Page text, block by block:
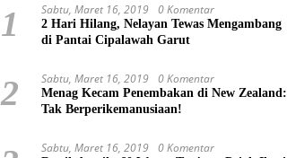
1 Sabtu, Maret 16, 2019 0 Komentar
2 Hari Hilang, Nelayan Tewas Mengambang
di Pantai Cipalawah Garut
2 Sabtu, Maret 16, 2019 0 Komentar
Menag Kecam Penembakan di New Zealand:
Tak Berperikemanusiaan!
Sabtu, Maret 16, 2019 0 Komentar